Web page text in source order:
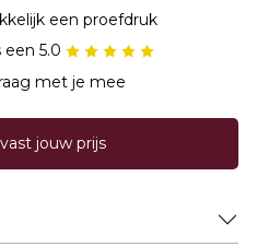
een proefdruk
5.0
met je mee
jouw prijs